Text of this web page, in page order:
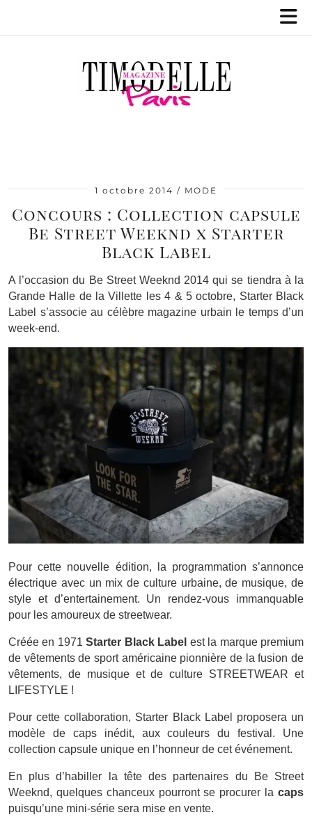
1 octobre 2014 MODE
Concours : Collection capsule
Be Street Weeknd x Starter
Black Label
A l’occasion du Be Street Weeknd 2014 qui se tiendra à la
Grande Halle de la Villette les 4 & 5 octobre, Starter Black
Label s’associe au célèbre magazine urbain le temps d’un
week-end.
Pour cette nouvelle édition, la programmation s’annonce
électrique avec un mix de culture urbaine, de musique, de
style et d’entertainement. Un rendez-vous immanquable
pour les amoureux de streetwear.
Créée en 1971Starter Black Label est la marque premium
de vêtements de sport américaine pionnière de la fusion de
vêtements, de musique et de culture STREETWEAR et
LIFESTYLE !
Pour cette collaboration, Starter Black Label proposera un
modèle de caps inédit, aux couleurs du festival. Une
collection capsule unique en l’honneur de cet événement.
En plus d’habiller la tête des partenaires du Be Street
Weeknd, quelques chanceux pourront se procurer la caps
puisqu’une mini-série sera mise en vente.